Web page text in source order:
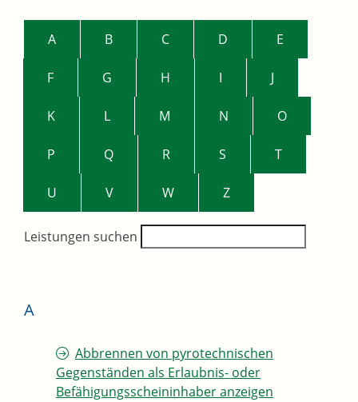
A B C D E
F G H I J
K L M N O
P Q R S T
U V W Z
Leistungen suchen
A
Abbrennen von pyrotechnischen
Gegenständen als Erlaubnis- oder
Befähigungsscheininhaber anzeigen